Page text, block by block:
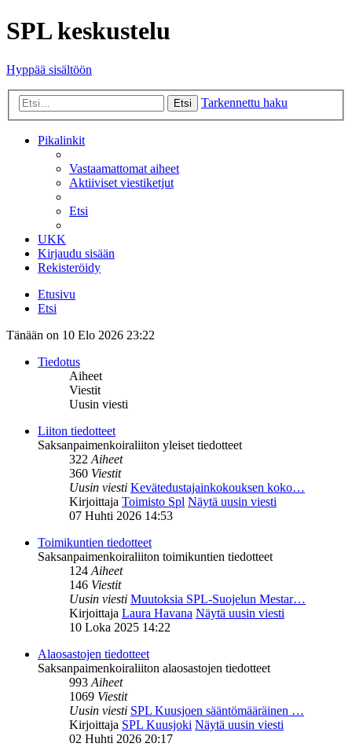
SPL keskustelu
Hyppää sisältöön
Etsi Tarkennettu haku
Pikalinkit
Vastaamattomat aiheet
Aktiiviset viestiketjut
Etsi
UKK
Kirjaudu sisään
Rekisteröidy
Etusivu
Etsi
Tänään on 10 Elo 2026 23:22
Tiedotus
Aiheet
Viestit
Uusin viesti
Liiton tiedotteet
Saksanpaimenkoiraliiton yleiset tiedotteet
322Aiheet
360 Viestit
Uusin viesti Kevätedustajainkokouksen koko…
Kirjoittaja Toimisto Spl Näytä uusin viesti
07 Huhti 2026 14:53
Toimikuntien tiedotteet
Saksanpaimenkoiraliiton toimikuntien tiedotteet
124Aiheet
146 Viestit
Uusin viesti Muutoksia SPL-Suojelun Mestar…
Kirjoittaja Laura Havana Näytä uusin viesti
10 Loka 2025 14:22
Alaosastojen tiedotteet
Saksanpaimenkoiraliiton alaosastojen tiedotteet
993Aiheet
1069 Viestit
Uusin viesti SPL Kuusjoen sääntömääräinen …
Kirjoittaja SPL Kuusjoki Näytä uusin viesti
02 Huhti 2026 20:17